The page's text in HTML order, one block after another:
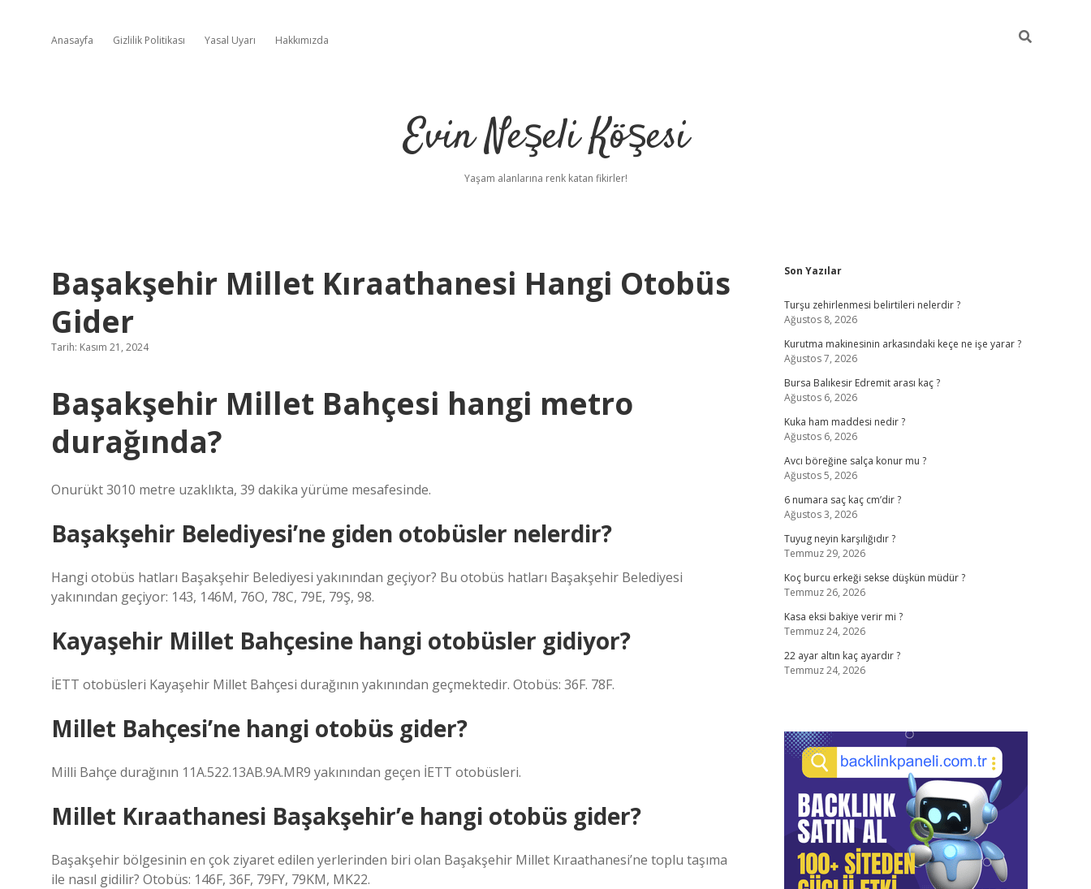
Anasayfa Gizlilik Politikası Yasal Uyarı Hakkımızda
Evin Neşeli Köşesi
Yaşam alanlarına renk katan fikirler!
Başakşehir Millet Kıraathanesi Hangi Otobüs
Gider
Tarih: Kasım 21, 2024
Başakşehir Millet Bahçesi hangi metro
durağında?
Onurükt 3010 metre uzaklıkta, 39 dakika yürüme mesafesinde.
Başakşehir Belediyesi’ne giden otobüsler nelerdir?
Hangi otobüs hatları Başakşehir Belediyesi yakınından geçiyor? Bu otobüs hatları Başakşehir Belediyesi
yakınından geçiyor: 143, 146M, 76O, 78C, 79E, 79Ş, 98.
Kayaşehir Millet Bahçesine hangi otobüsler gidiyor?
İETT otobüsleri Kayaşehir Millet Bahçesi durağının yakınından geçmektedir. Otobüs: 36F. 78F.
Millet Bahçesi’ne hangi otobüs gider?
Milli Bahçe durağının 11A.522.13AB.9A.MR9 yakınından geçen İETT otobüsleri.
Millet Kıraathanesi Başakşehir’e hangi otobüs gider?
Başakşehir bölgesinin en çok ziyaret edilen yerlerinden biri olan Başakşehir Millet Kıraathanesi’ne toplu taşıma
ile nasıl gidilir? Otobüs: 146F, 36F, 79FY, 79KM, MK22.
Sidebar
Son Yazılar
Turşu zehirlenmesi belirtileri nelerdir ?
Ağustos 8, 2026
Kurutma makinesinin arkasındaki keçe ne işe yarar ?
Ağustos 7, 2026
Bursa Balıkesir Edremit arası kaç ?
Ağustos 6, 2026
Kuka ham maddesi nedir ?
Ağustos 6, 2026
Avcı böreğine salça konur mu ?
Ağustos 5, 2026
6 numara saç kaç cm’dir ?
Ağustos 3, 2026
Tuyug neyin karşılığıdır ?
Temmuz 29, 2026
Koç burcu erkeği sekse düşkün müdür ?
Temmuz 26, 2026
Kasa eksi bakiye verir mi ?
Temmuz 24, 2026
22 ayar altın kaç ayardır ?
Temmuz 24, 2026